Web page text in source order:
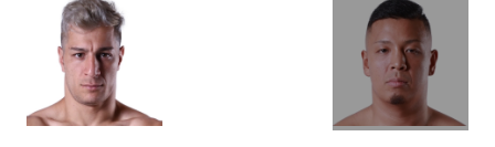
中文（繁體）
ไทย
العربية